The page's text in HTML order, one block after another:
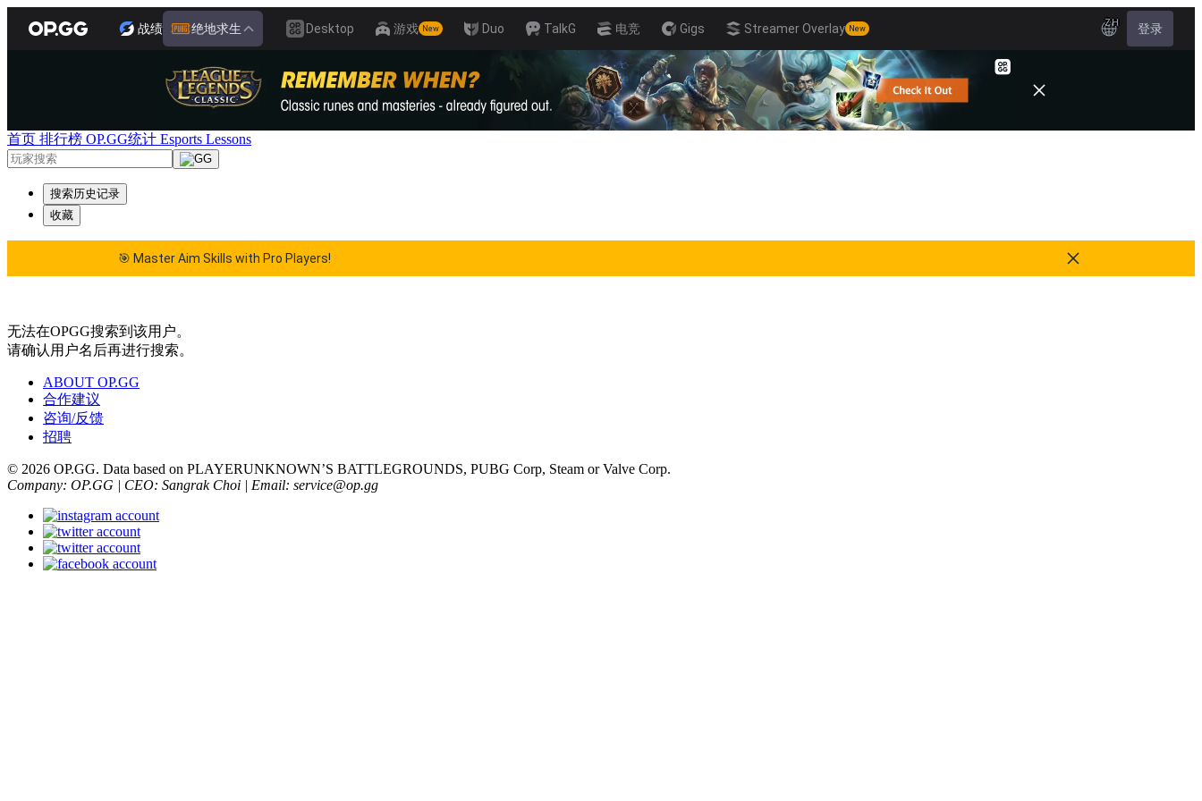
战绩 绝地求生 Desktop 游戏 New Duo TalkG 电竞 Gigs Streamer Overlay New
ZH 登录
首页 排行榜 OP.GG统计 Esports Lessons
搜索历史记录
收藏
🎯 Master Aim Skills with Pro Players!
无法在OPGG搜索到该用户。
请确认用户名后再进行搜索。
ABOUT OP.GG
合作建议
咨询/反馈
招聘
© 2026 OP.GG. Data based on PLAYERUNKNOWN’S BATTLEGROUNDS, PUBG Corp, Steam or Valve Corp.
Company: OP.GG | CEO: Sangrak Choi | Email: service@op.gg